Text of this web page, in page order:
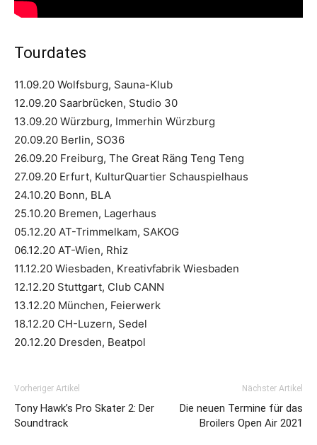
Tourdates
11.09.20 Wolfsburg, Sauna-Klub
12.09.20 Saarbrücken, Studio 30
13.09.20 Würzburg, Immerhin Würzburg
20.09.20 Berlin, SO36
26.09.20 Freiburg, The Great Räng Teng Teng
27.09.20 Erfurt, KulturQuartier Schauspielhaus
24.10.20 Bonn, BLA
25.10.20 Bremen, Lagerhaus
05.12.20 AT-Trimmelkam, SAKOG
06.12.20 AT-Wien, Rhiz
11.12.20 Wiesbaden, Kreativfabrik Wiesbaden
12.12.20 Stuttgart, Club CANN
13.12.20 München, Feierwerk
18.12.20 CH-Luzern, Sedel
20.12.20 Dresden, Beatpol
Vorheriger Artikel
Tony Hawk’s Pro Skater 2: Der
Soundtrack
Nächster Artikel
Die neuen Termine für das
Broilers Open Air 2021